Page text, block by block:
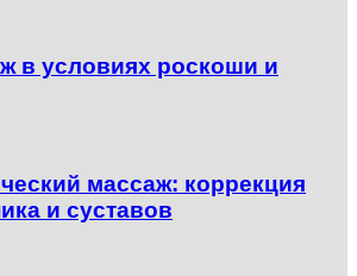
в условиях роскоши и
массаж: коррекция
и суставов